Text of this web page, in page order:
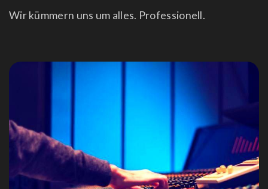
Wir kümmern uns um alles. Professionell.